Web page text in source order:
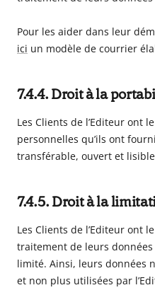
Pour les aider dans leur
ici un modèle de courrier
7.4.4. Droit à la
Les Clients de l’Editeur ont
personnelles qu’ils ont
transférable, ouvert et
7.4.5. Droit à la
Les Clients de l’Editeur ont
traitement de leurs
limité. Ainsi, leurs données
et non plus utilisées par